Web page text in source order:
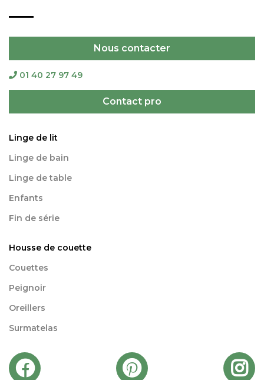
Nous contacter
01 40 27 97 49
Contact pro
Linge de lit
Linge de bain
Linge de table
Enfants
Fin de série
Housse de couette
Couettes
Peignoir
Oreillers
Surmatelas